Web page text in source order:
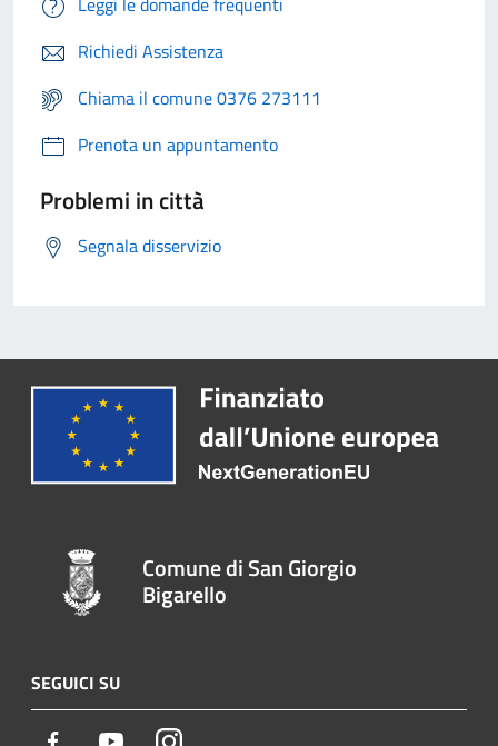
Richiedi Assistenza
Chiama il comune 0376 273111
Prenota un appuntamento
Problemi in città
Segnala disservizio
Comune di San Giorgio
Bigarello
SEGUICI SU
Facebook YoutubeInstagram